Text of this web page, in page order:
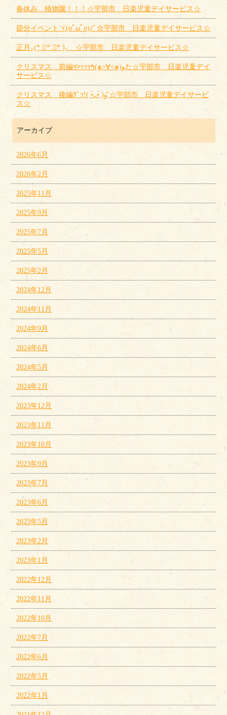
春休み 植物園！！！☆宇部市 日楽児童デイサービス☆
節分イベントヾ(oﾟωﾟo)ﾉﾞ☆宇部市 日楽児童デイサービス☆
正月⸜(* ॑꒳ ॑* )⸝ ☆宇部市 日楽児童デイサービス☆
クリスマス 前編やｯｯｯ٩(๑>∀<๑)وた☆宇部市 日楽児童デイ
サービス☆
クリスマス 後編ｸﾞｯ!( •̀ᴗ•́ )و ̑̑☆宇部市 日楽児童デイサービ
ス☆
アーカイブ
2026年6月
2026年2月
2025年11月
2025年9月
2025年7月
2025年5月
2025年2月
2024年12月
2024年11月
2024年9月
2024年6月
2024年5月
2024年2月
2023年12月
2023年11月
2023年10月
2023年9月
2023年7月
2023年6月
2023年5月
2023年2月
2023年1月
2022年12月
2022年11月
2022年10月
2022年7月
2022年6月
2022年5月
2022年1月